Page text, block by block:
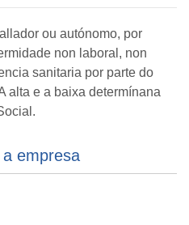
ou autónomo, por
non laboral, non
sanitaria por parte do
alta e a baixa determínana
empresa